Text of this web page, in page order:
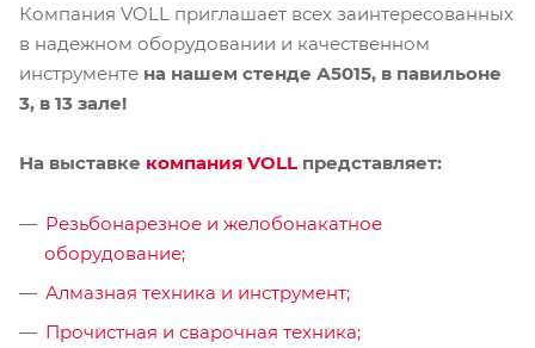
Компания VOLL приглашает всех заинтересованных
в надежном оборудовании и качественном
инструменте на нашем стенде А5015, в павильоне
3, в 13 зале!
На выставке компания VOLL представляет:
Резьбонарезное и желобонакатное
оборудование;
Алмазная техника и инструмент;
Прочистная и сварочная техника;